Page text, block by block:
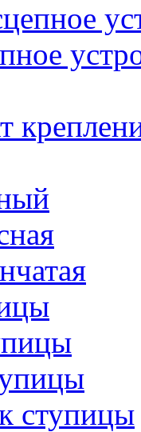
ступицы